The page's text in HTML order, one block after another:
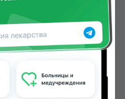
купить или
Истаравшан,
АЗИЗ ВАКО ,
+ 24/7 по цене от 14.50
и других городах